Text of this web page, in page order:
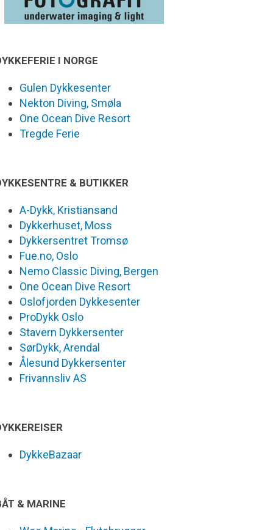
I NORGE
Gulen Dykkesenter
Nekton Diving, Smøla
One Ocean Dive Resort
Tregde Ferie
& BUTIKKER
A-Dykk, Kristiansand
Dykkerhuset, Moss
Dykkersentret Tromsø
Fue.no, Oslo
Nemo Classic Diving, Bergen
One Ocean Dive Resort
Oslofjorden Dykkesenter
ProDykk Oslo
Stavern Dykkersenter
SørDykk, Arendal
Ålesund Dykkersenter
Frivannsliv AS
DykkeBazaar
& MARINE